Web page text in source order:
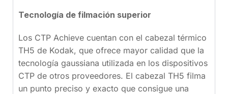
Tecnología de filmación superior
Los CTP Achieve cuentan con el cabezal térmico
TH5 de Kodak, que ofrece mayor calidad que la
tecnología gaussiana utilizada en los dispositivos
CTP de otros proveedores. El cabezal TH5 filma
un punto preciso y exacto que consigue una